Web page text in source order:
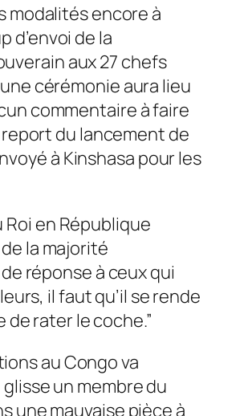
modalités encore à
d’envoi de la
aux 27 chefs
cérémonie aura lieu
commentaire à faire
du lancement de
à Kinshasa pour les
en République
la majorité
réponse à ceux qui
il faut qu’il se rende
rater le coche.”
au Congo va
un membre du
une mauvaise pièce à